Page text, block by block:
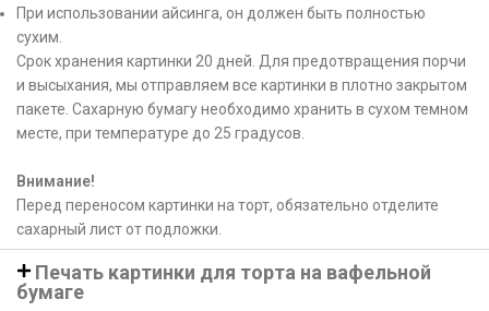
При использовании айсинга, он должен быть полностью
сухим.
Срок хранения картинки 20 дней. Для предотвращения порчи
и высыхания, мы отправляем все картинки в плотно закрытом
пакете. Сахарную бумагу необходимо хранить в сухом темном
месте, при температуре до 25 градусов.
Внимание!
Перед переносом картинки на торт, обязательно отделите
сахарный лист от подложки.
Печать картинки для торта на вафельной
бумаге